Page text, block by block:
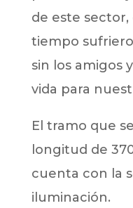
de este
tiempo
sin los amigos
vida para
El tramo que
longitud de
cuenta con la
iluminación.